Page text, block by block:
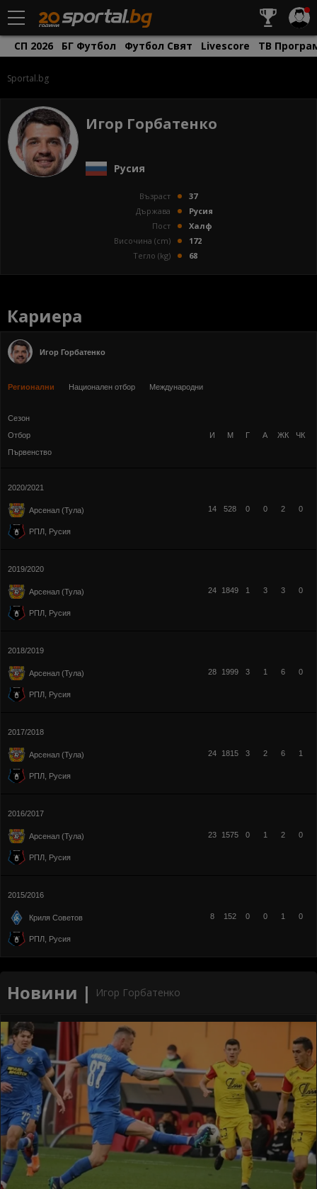
СП 2026 БГ Футбол Футбол Свят Livescore ТВ
Sportal.bg
Игор Горбатенко
Русия
Възраст
37
Държава
Русия
Пост
Халф
Височина (cm)
172
Тегло (kg)
68
Кариера
Игор Горбатенко
Регионални Национален отбор Международни
Сезон
Отбор
Първенство
И М Г А ЖК ЧК
2020/2021
Арсенал (Тула)
РПЛ, Русия
14 528 0 0 2 0
2019/2020
Арсенал (Тула)
РПЛ, Русия
24 1849 1 3 3 0
2018/2019
Арсенал (Тула)
РПЛ, Русия
28 1999 3 1 6 0
2017/2018
Арсенал (Тула)
РПЛ, Русия
24 1815 3 2 6 1
2016/2017
Арсенал (Тула)
РПЛ, Русия
23 1575 0 1 2 0
2015/2016
Криля Советов
РПЛ, Русия
8 152 0 0 1 0
Новини | Игор Горбатенко